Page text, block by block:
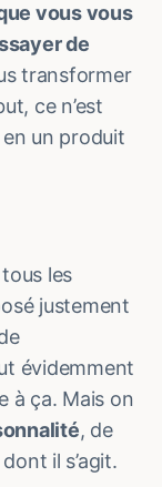
vous vous
de
transformer
ce n’est
un produit
les
justement
évidemment
à ça. Mais on
, de
il s’agit.